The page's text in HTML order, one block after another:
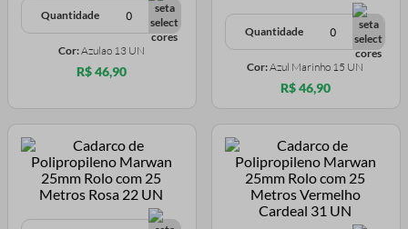
Quantidade
Cor:Azulao 13 UN
R$ 46,90
Quantidade
Cor:Azul Marinho 15 UN
R$ 46,90